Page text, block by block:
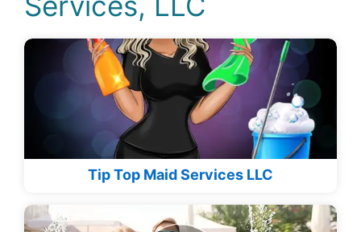
Tip Top Maid Services LLC